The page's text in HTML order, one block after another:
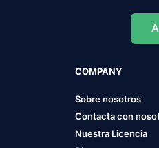
COMPANY
Sobre nosotros
Contacta con
Nuestra Licencia